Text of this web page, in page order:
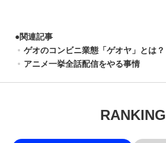
●関連記事
ゲオのコンビニ業態「ゲオヤ」とは？
アニメ一挙全話配信をやる事情
RANKING